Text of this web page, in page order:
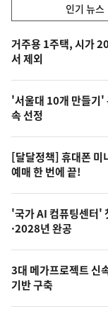
기,
최
신,
오
늘
의
영
상
오
의
사
진
인기 뉴스
인
기
뉴
스
거주용 1주택, 시가
서 제외
'서울대 10개 만들기
속 선정
[달달정책] 휴대폰
예매 한 번에 끝!
'국가 AI 컴퓨팅센터
·2028년 완공
3대 메가프로젝트 신
기반 구축